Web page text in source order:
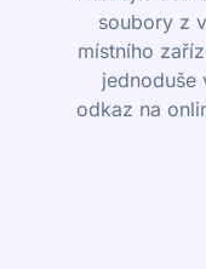
soubory z
místního
jednoduše
odkaz na